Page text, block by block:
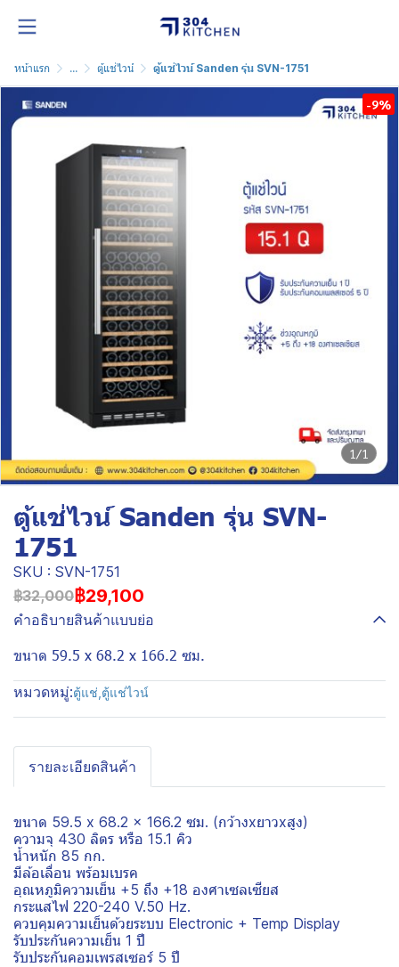
หน้าแรก ... ตู้แช่ไวน์ ตู้แช่ไวน์ Sanden รุ่น SVN-1751
1/1
-9%
ตู้แช่ไวน์ Sanden รุ่น SVN-
1751
SKU : SVN-1751
฿32,000฿29,100
คำอธิบายสินค้าแบบย่อ
ขนาด 59.5 x 68.2 x 166.2 ซม.
หมวดหมู่:ตู้แช่ ตู้แช่ไวน์
รายละเอียดสินค้า
ขนาด 59.5 x 68.2 x 166.2 ซม. (กว้างxยาวxสูง)
ความจุ 430 ลิตร หรือ 15.1 คิว
น้ำหนัก 85 กก.
มีล้อเลื่อน พร้อมเบรค
อุณหภูมิความเย็น +5 ถึง +18 องศาเซลเซียส
กระแสไฟ 220-240 V.50 Hz.
ควบคุมความเย็นด้วยระบบ Electronic + Temp Display
รับประกันความเย็น 1 ปี
รับประกันคอมเพรสเซอร์ 5 ปี